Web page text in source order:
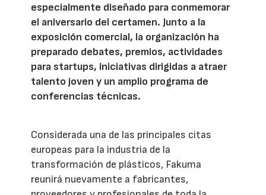
especialmente diseñado para conmemorar
el aniversario del certamen. Junto a la
exposición comercial, la organización ha
preparado debates, premios, actividades
para startups, iniciativas dirigidas a atraer
talento joven y un amplio programa de
conferencias técnicas.
Considerada una de las principales citas
europeas para la industria de la
transformación de plásticos, Fakuma
reunirá nuevamente a fabricantes,